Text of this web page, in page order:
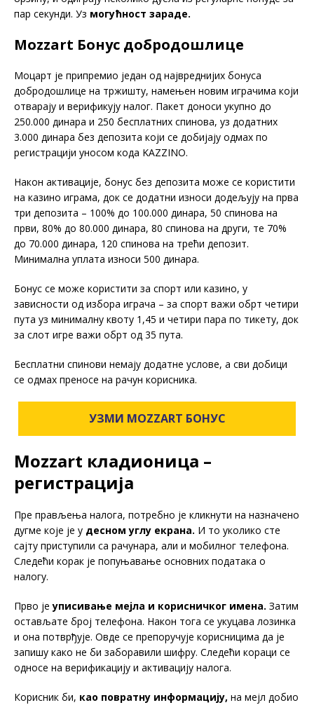
пар секунди. Уз могућност зараде.
Mozzart Бонус добродошлице
Моцарт је припремио један од највреднијих бонуса
добродошлице на тржишту, намењен новим играчима који
отварају и верификују налог. Пакет доноси укупно до
250.000 динара и 250 бесплатних спинова, уз додатних
3.000 динара без депозита који се добијају одмах по
регистрацији уносом кода KAZZINO.
Након активације, бонус без депозита може се користити
на казино играма, док се додатни износи додељују на прва
три депозита – 100% до 100.000 динара, 50 спинова на
први, 80% до 80.000 динара, 80 спинова на други, те 70%
до 70.000 динара, 120 спинова на трећи депозит.
Минимална уплата износи 500 динара.
Бонус се може користити за спорт или казино, у
зависности од избора играча – за спорт важи обрт четири
пута уз минималну квоту 1,45 и четири пара по тикету, док
за слот игре важи обрт од 35 пута.
Бесплатни спинови немају додатне услове, а сви добици
се одмах преносе на рачун корисника.
УЗМИ MOZZART БОНУС
Mozzart кладионица –
регистрација
Пре прављења налога, потребно је кликнути на назначено
дугме које је у десном углу екрана. И то уколико сте
сајту приступили са рачунара, али и мобилног телефона.
Следећи корак је попуњавање основних података о
налогу.
Прво јеуписивање мејла и корисничког имена. Затим
остављате број телефона. Након тога се укуцава лозинка
и она потврђује. Овде се препоручује корисницима да је
запишу како не би заборавили шифру. Следећи кораци се
односе на верификацију и активацију налога.
Корисник би, као повратну информацију, на мејл добио